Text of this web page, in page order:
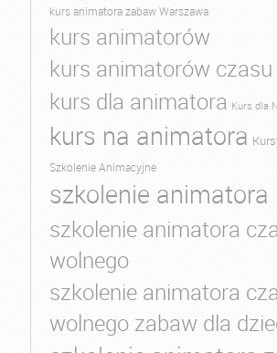
kurs animatora zabaw Warszawa
kurs animatorów
kurs animatorów
kurs dla animatora Kurs dla
kurs na animatora
Szkolenie Animacyjne
szkolenie animatora
szkolenie animatora
wolnego
szkolenie animatora
wolnego zabaw dla